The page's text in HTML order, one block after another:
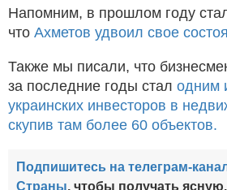
Напомним, в прошлом году
что Ахметов удвоил свое
Также мы писали, что
за последние годы стал одним
украинских инвесторов в
скупив там более 60 объектов.
Подпишитесь на телеграм-
Страны, чтобы получать